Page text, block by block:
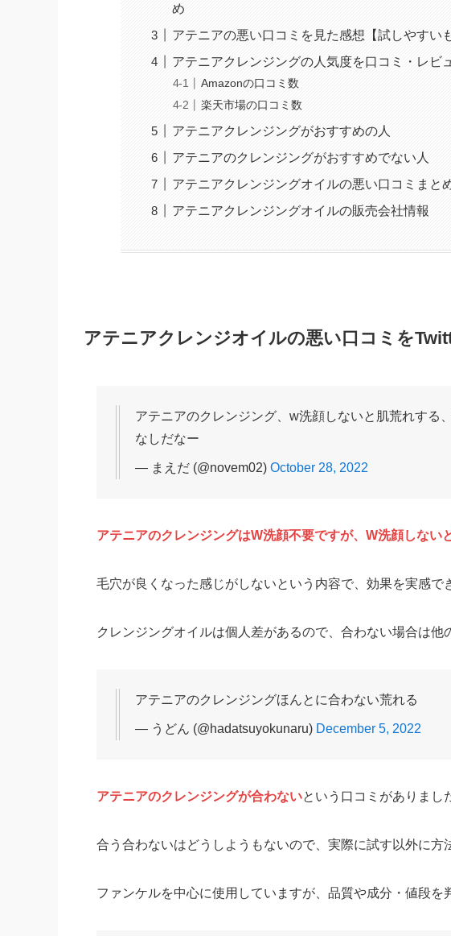
め
アテニアの悪い口コミを見た感想【試しやすい
アテニアクレンジングの人気度を口コミ・レビ
Amazonの口コミ数
楽天市場の口コミ数
アテニアクレンジングがおすすめの人
アテニアのクレンジングがおすすめでない人
アテニアクレンジングオイルの悪い口コミまと
アテニアクレンジングオイルの販売会社情報
アテニアクレンジオイルの悪い口コミを
アテニアのクレンジング、w洗顔しないと肌荒れする
なしだなー
— まえだ (@novem02) October 28, 2022
アテニアのクレンジングはW洗顔不要ですが、W洗顔しない
毛穴が良くなった感じがしないという内容で、効果を実感で
クレンジングオイルは個人差があるので、合わない場合は他
アテニアのクレンジングほんとに合わない荒れる
— うどん (@hadatsuyokunaru) December 5, 2022
アテニアのクレンジングが合わないという口コミがありまし
合う合わないはどうしようもないので、実際に試す以外に方
ファンケルを中心に使用していますが、品質や成分・値段を